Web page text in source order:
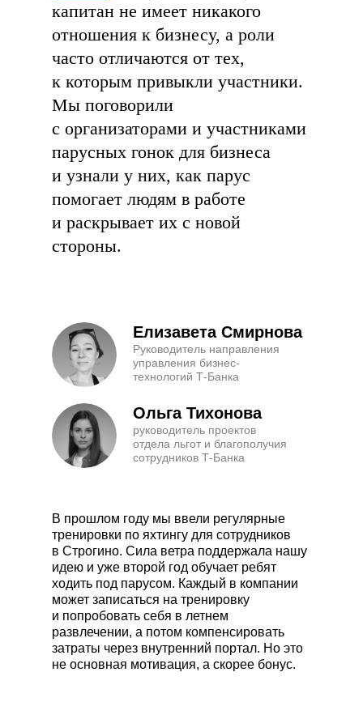
капитан не имеет никакого
отношения к бизнесу, а роли
часто отличаются от тех,
к которым привыкли участники.
Мы поговорили
с организаторами и участниками
парусных гонок для бизнеса
и узнали у них, как парус
помогает людям в работе
и раскрывает их с новой
стороны.
Елизавета Смирнова
Руководитель направления
управления бизнес-
технологий Т-Банка
Ольга Тихонова
руководитель проектов
отдела льгот и благополучия
сотрудников Т-Банка
В прошлом году мы ввели регулярные
тренировки по яхтингу для сотрудников
в Строгино. Сила ветра поддержала нашу
идею и уже второй год обучает ребят
ходить под парусом. Каждый в компании
может записаться на тренировку
и попробовать себя в летнем
развлечении, а потом компенсировать
затраты через внутренний портал. Но это
не основная мотивация, а скорее бонус.